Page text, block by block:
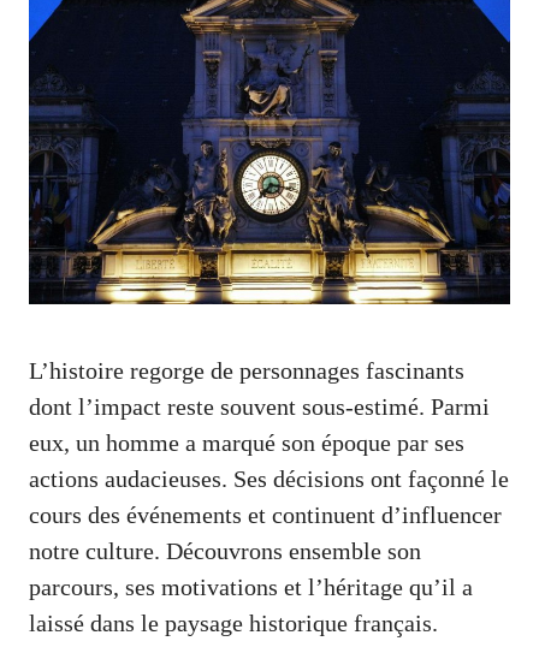
L’histoire regorge de personnages fascinants
dont l’impact reste souvent sous-estimé. Parmi
eux, un homme a marqué son époque par ses
actions audacieuses. Ses décisions ont façonné le
cours des événements et continuent d’influencer
notre culture. Découvrons ensemble son
parcours, ses motivations et l’héritage qu’il a
laissé dans le paysage historique français.